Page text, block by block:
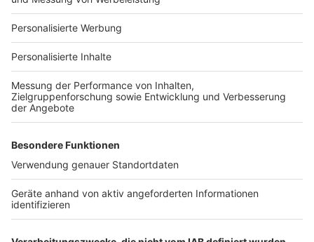
Für Unternehmen
Ihre Baufirma auf bauen.de
Kostenloses Infogespräch